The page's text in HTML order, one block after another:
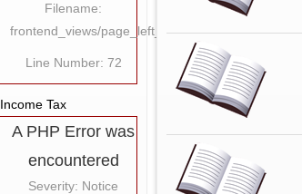
Filename:
frontend_views/page_left_content.php
Line Number: 72
Income Tax
A PHP Error was
encountered
Severity: Notice